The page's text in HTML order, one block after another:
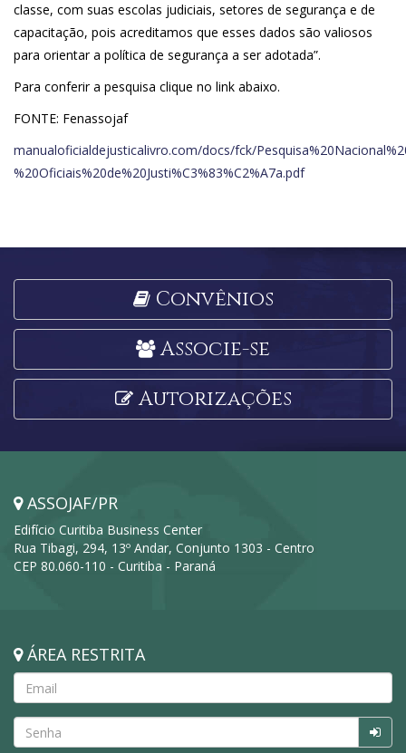
classe, com suas escolas judiciais, setores de segurança e de
capacitação, pois acreditamos que esses dados são valiosos
para orientar a política de segurança a ser adotada”.
Para conferir a pesquisa clique no link abaixo.
FONTE: Fenassojaf
manualoficialdejusticalivro.com/docs/fck/
%20Oficiais%20de%20Justi%C3%83%C2%A7a.pdf
Convênios
Associe-se
Autorizações
ASSOJAF/PR
Edifício Curitiba Business Center
Rua Tibagi, 294, 13º Andar, Conjunto 1303 - Centro
CEP 80.060-110 - Curitiba - Paraná
ÁREA RESTRITA